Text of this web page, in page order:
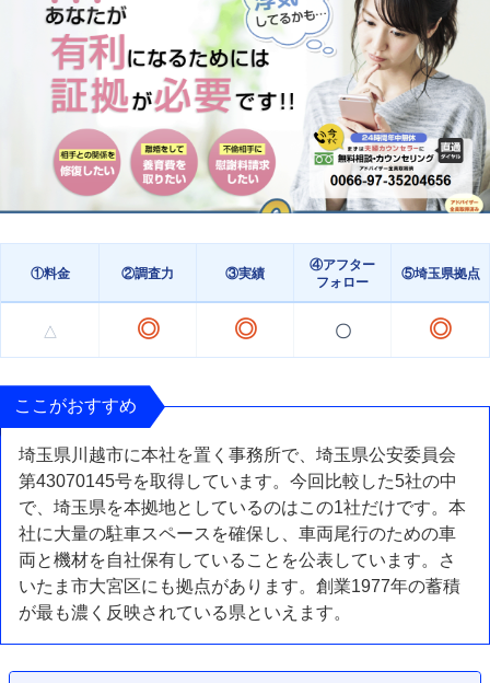
①料金 ②調査力 ③実績
④アフター
フォロー
⑤埼玉県拠点
△ ◎ ◎ 〇 ◎
ここがおすすめ
埼玉県川越市に本社を置く事務所で、埼玉県公安委員会
第43070145号を取得しています。今回比較した5社の中
で、埼玉県を本拠地としているのはこの1社だけです。本
社に大量の駐車スペースを確保し、車両尾行のための車
両と機材を自社保有していることを公表しています。さ
いたま市大宮区にも拠点があります。創業1977年の蓄積
が最も濃く反映されている県といえます。